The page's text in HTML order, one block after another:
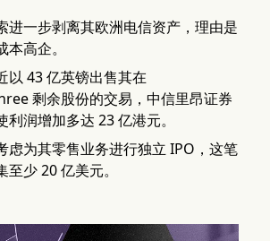
进一步剥离其欧洲电信资产，理由是
高企。
以 43 亿英镑出售其在
剩余股份的交易，中信里昂证券
利润增加多达 23 亿港元。
虑为其零售业务进行独立 IPO，这笔
少 20 亿美元。